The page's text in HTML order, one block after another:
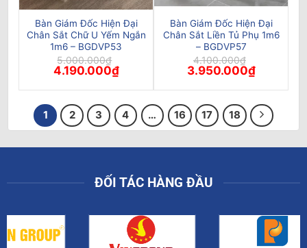
Bàn Giám Đốc Hiện Đại
Chân Sắt Chữ U Yếm Ngắn
1m6 – BGDVP53
5.000.000₫
Giá
gốc
là:
4.190.000₫Giá
hiện
tại
4.190.000₫.
Bàn Giám Đốc Hiện Đại
Chân Sắt Liền Tủ Phụ 1m6
– BGDVP57
4.100.000₫
Giá
gốc
là:
3.950.000₫Giá
hiện
tại
1 2 3 4 … 16 17 18
ĐỐI TÁC HÀNG ĐẦU